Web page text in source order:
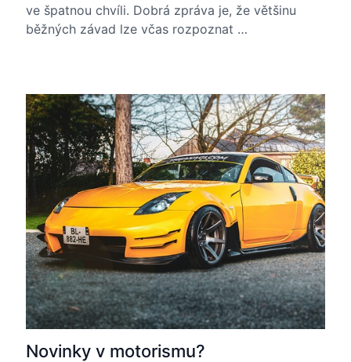
ve špatnou chvíli. Dobrá zpráva je, že většinu
běžných závad lze včas rozpoznat …
Novinky v motorismu?